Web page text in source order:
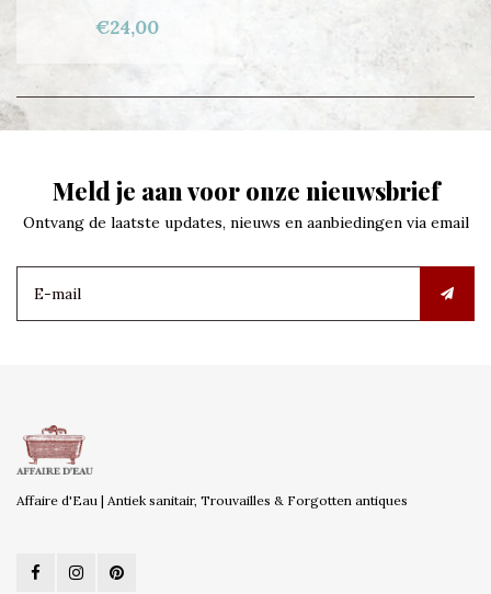
€24,00
Meld je aan voor onze nieuwsbrief
Ontvang de laatste updates, nieuws en aanbiedingen via email
Affaire d'Eau | Antiek sanitair, Trouvailles & Forgotten antiques